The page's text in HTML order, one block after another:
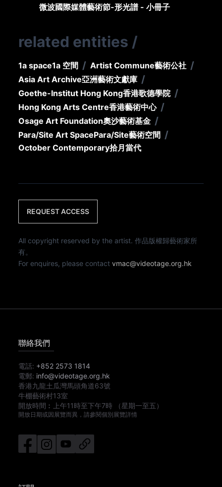
微波國際媒體藝術節-形光譜 - 小冊子
related entities /
1a space1a 空間 / Artist Commune藝術公社 /
Asia Art Archive亞洲藝術文獻庫 /
Goethe-Institut Hong Kong香港歌德學院 /
Hong Kong Arts Centre香港藝術中心 /
Osage Art Foundation奧沙藝術基金 /
Para/Site Art SpacePara/Site藝術空間 /
October Contemporary拾月當代
REQUEST ACCESS
All copyright reserved by the artist. 作品版權歸藝術家所
有。
For enquires, please contactvmac@videotage.org.hk
聯絡我們
電話: +852 2573 1814
電郵: info@videotage.org.hk
香港九龍土瓜灣馬頭角道63號
牛棚藝術村13室
開放時間︰
上午11時至下午7時 （星期一至五）
開放日期或因展覽而異，請參閱個別展覽詳情